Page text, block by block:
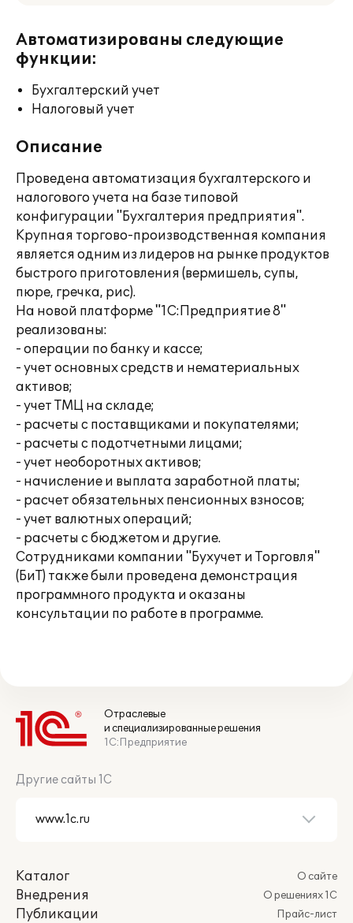
Автоматизированы следующие
функции:
Бухгалтерский учет
Налоговый учет
Описание
Проведена автоматизация бухгалтерского и
налогового учета на базе типовой
конфигурации "Бухгалтерия предприятия".
Крупная торгово-производственная компания
является одним из лидеров на рынке продуктов
быстрого приготовления (вермишель, супы,
пюре, гречка, рис).
На новой платформе "1С:Предприятие 8"
реализованы:
- операции по банку и кассе;
- учет основных средств и нематериальных
активов;
- учет ТМЦ на складе;
- расчеты с поставщиками и покупателями;
- расчеты с подотчетными лицами;
- учет необоротных активов;
- начисление и выплата заработной платы;
- расчет обязательных пенсионных взносов;
- учет валютных операций;
- расчеты с бюджетом и другие.
Сотрудниками компании "Бухучет и Торговля"
(БиТ) также были проведена демонстрация
программного продукта и оказаны
консультации по работе в программе.
Отраслевые
и специализированные решения
1С:Предприятие
Другие сайты 1С
Каталог
Внедрения
Публикации
О сайте
О решениях 1С
Прайс-лист